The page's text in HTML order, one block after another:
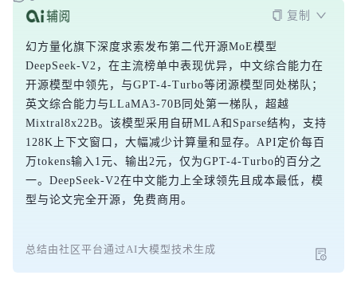
复制
幻方量化旗下深度求索发布第二代开源MoE模型
DeepSeek-V2，在主流榜单中表现优异，中文综合能力在
开源模型中领先，与GPT-4-Turbo等闭源模型同处梯队；
英文综合能力与LLaMA3-70B同处第一梯队，超越
Mixtral8x22B。该模型采用自研MLA和Sparse结构，支持
128K上下文窗口，大幅减少计算量和显存。API定价每百
万tokens输入1元、输出2元，仅为GPT-4-Turbo的百分之
一。DeepSeek-V2在中文能力上全球领先且成本最低，模
型与论文完全开源，免费商用。
总结由社区平台通过AI大模型技术生成